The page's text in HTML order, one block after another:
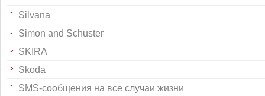
Silvana
Simon and Schuster
SKIRA
Skoda
SMS-сообщения на все случаи жизни